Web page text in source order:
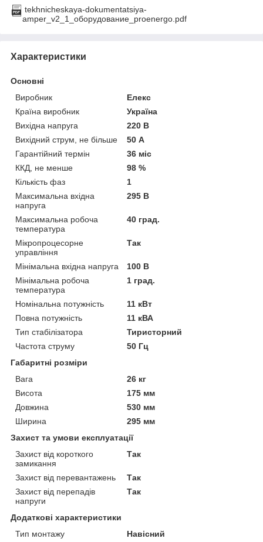
tekhnicheskaya-dokumentatsiya-
amper_v2_1_оборудование_proenergo.pdf
Характеристики
Основні
Виробник
Елекс
Країна виробник
Україна
Вихідна напруга
220 В
Вихідний струм, не більше
50 А
Гарантійний термін
36 міс
ККД, не менше
98 %
Кількість фаз
1
Максимальна вхідна
напруга
295 В
Максимальна робоча
температура
40 град.
Мікропроцесорне
управління
Так
Мінімальна вхідна напруга
100 В
Мінімальна робоча
температура
1 град.
Номінальна потужність
11 кВт
Повна потужність
11 кВА
Тип стабілізатора
Тиристорний
Частота струму
50 Гц
Габаритні розміри
Вага
26 кг
Висота
175 мм
Довжина
530 мм
Ширина
295 мм
Захист та умови експлуатації
Захист від короткого
замикання
Так
Захист від перевантажень
Так
Захист від перепадів
напруги
Так
Додаткові характеристики
Тип монтажу
Навісний